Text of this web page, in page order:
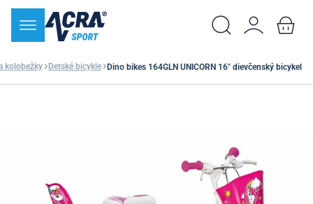
kolobežky Detské bicykle Dino bikes 164GLN UNICORN 16" dievčenský bicykel